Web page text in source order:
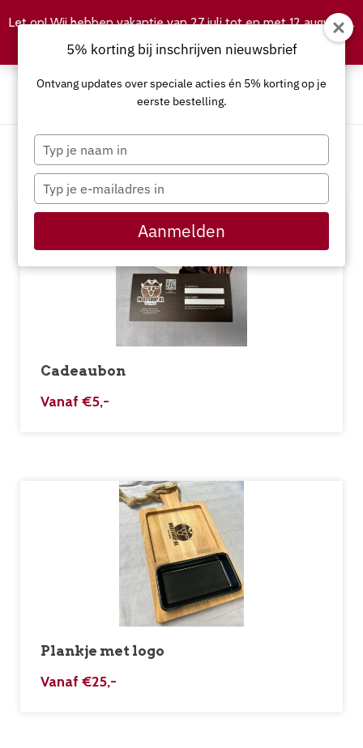
Cadeaubon
Cadeaubon
Vanaf €5,-
Plankje met logo
Vanaf €25,-
5% korting bij inschrijven nieuwsbrief
Ontvang updates over speciale acties én 5% korting op je
eerste bestelling.
Typ
je
naam
Typ
je
e-
in
Aanmelden
Let op! Wij hebben vakantie van 27 juli tot en met 12 augustus.
Negeren